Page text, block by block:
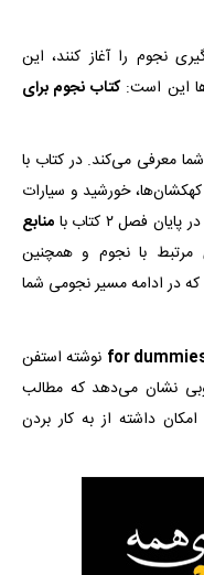
نجوم را آغاز کنند، این
این است:کتاب نجوم برای
معرفی می‌کند. در کتاب با
خورشید و سیارات
فصل ۲ کتاب با
منابع
مرتبط با نجوم و همچنین
در ادامه مسیر نجومی شما
for نوشته استفن
نشان می‌دهد که مطالب
داشته از به کار بردن